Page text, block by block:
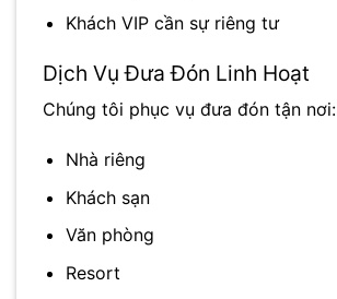
Khách VIP cần sự riêng tư
Dịch Vụ Đưa Đón Linh Hoạt
Chúng tôi phục vụ đưa đón tận nơi:
Nhà riêng
Khách sạn
Văn phòng
Resort